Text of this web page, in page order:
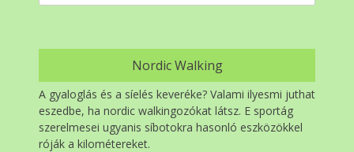
for:
Nordic Walking
A gyaloglás és a síelés keveréke? Valami ilyesmi juthat
eszedbe, ha nordic walkingozókat látsz. E sportág
szerelmesei ugyanis síbotokra hasonló eszközökkel
róják a kilométereket.